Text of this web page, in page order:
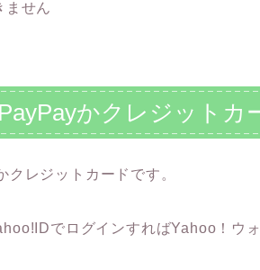
ません
かクレジットカ
レジットカードです。
でログインすればYahoo！ウ